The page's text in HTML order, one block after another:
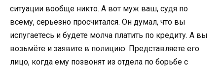
ситуации вообще никто. А вот муж ваш, судя по
всему, серьёзно просчитался. Он думал, что вы
испугаетесь и будете молча платить по кредиту. А вы
возьмёте и заявите в полицию. Представляете его
лицо, когда ему позвонят из отдела по борьбе с